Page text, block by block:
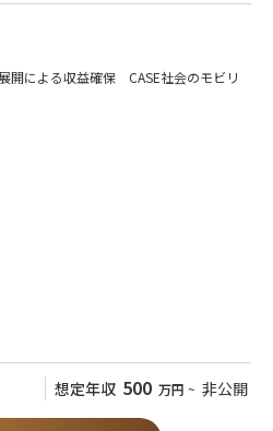
動について、プロジェクトリーダーとし
達部・国内外グループ会社他）を牽引・
拡大し、35年に向けて成長していく先進
製品の開発・事業化戦略を立案・実行
・調達・設計・製造・品保など広範な関
で、経営視点・戦略思考力・関係構築
出来ます。
ループ会社との連結経営等、全世界を
必要となり、海外拠点出向機会もあり
ており、メンバーには他社を経験したキ
く在籍しております。慣習や年齢、役職
開による収益確保 CASE社会のモビリ
グトリム製品設計、収益改善活動
計、収益改善活動
品設計、収益改善活動
WSアウター製品設計、収益改善活動、
施
具現化ができる。中堅層として顧客と実
想定年収 500 万円 ~ 非公開